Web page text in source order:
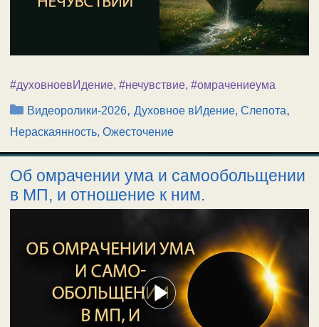
#духовноевИдение, #нечувствие, #омрачениеума
Рубрики
Видеоролики-2026,Духовное вИдение, Слепота,
Нераскаянность, Ожесточение
Об омрачении ума и самообольщении
в МП, и отношение к ним.